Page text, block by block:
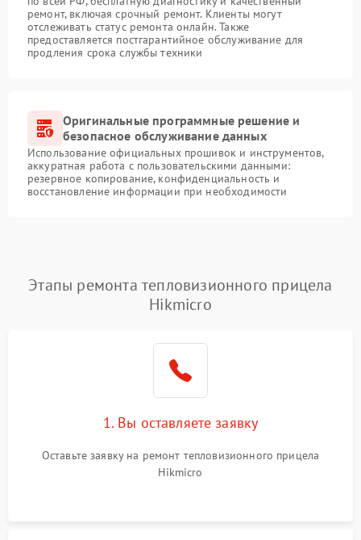
ремонт, включая срочный ремонт. Клиенты могут
отслеживать статус ремонта онлайн. Также
предоставляется постгарантийное обслуживание для
продления срока службы техники
Оригинальные программные решение и
безопасное обслуживание данных
Использование официальных прошивок и инструментов,
аккуратная работа с пользовательскими данными:
резервное копирование, конфиденциальность и
восстановление информации при необходимости
Этапы ремонта тепловизионного прицела
Hikmicro
1. Вы оставляете заявку
Оставьте заявку на ремонт тепловизионного прицела
Hikmicro